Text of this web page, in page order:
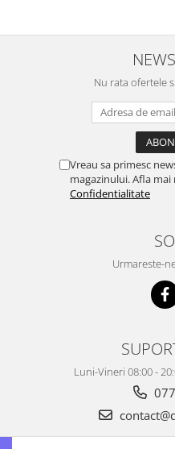
Nu rata ofertele
Vreau sa primesc
magazinului. Afla mai
Confidentialitate
Urmareste-
Luni-Vineri 08:00 -